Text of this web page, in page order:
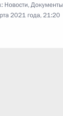
Новости,Документы
2021 года, 21:20